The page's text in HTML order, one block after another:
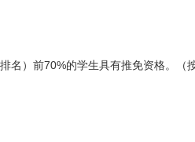
名）前70%的学生具有推免资格。（